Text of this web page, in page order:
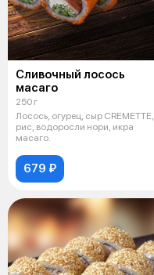
Сливочный лосось
масаго
250 г
Лосось, огурец, сыр CREMETTE,
рис, водоросли нори, икра
масаго.
679 ₽